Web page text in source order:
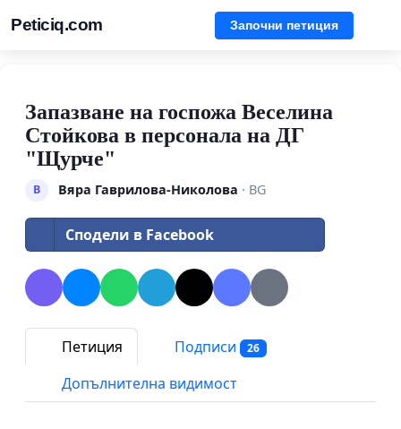
Peticiq.com Започни петиция
Запазване на госпожа Веселина
Стойкова в персонала на ДГ
"Щурче"
В Вяра Гаврилова-Николова · BG
Сподели в Facebook
Петиция Подписи 26
Допълнителна видимост